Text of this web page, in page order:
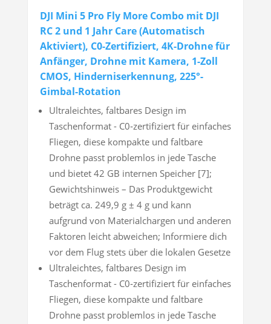
DJI Mini 5 Pro Fly More Combo mit DJI
RC 2 und 1 Jahr Care (Automatisch
Aktiviert), C0-Zertifiziert, 4K-Drohne für
Anfänger, Drohne mit Kamera, 1-Zoll
CMOS, Hinderniserkennung, 225°-
Gimbal-Rotation
Ultraleichtes, faltbares Design im
Taschenformat - C0‑zertifiziert für einfaches
Fliegen, diese kompakte und faltbare
Drohne passt problemlos in jede Tasche
und bietet 42 GB internen Speicher [7];
Gewichtshinweis – Das Produktgewicht
beträgt ca. 249,9 g ± 4 g und kann
aufgrund von Materialchargen und anderen
Faktoren leicht abweichen; Informiere dich
vor dem Flug stets über die lokalen Gesetze
Ultraleichtes, faltbares Design im
Taschenformat - C0‑zertifiziert für einfaches
Fliegen, diese kompakte und faltbare
Drohne passt problemlos in jede Tasche